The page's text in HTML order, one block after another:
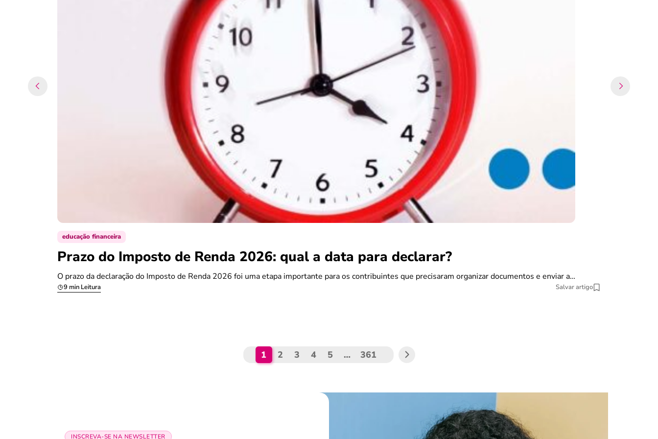
educação financeira
Prazo do Imposto de Renda 2026: qual a data para declarar?
O prazo da declaração do Imposto de Renda 2026 foi uma etapa importante para os contribuintes que precisaram organizar documentos e enviar a…
9 min Leitura Salvar artigo
1 2 3 4 5 … 361
INSCREVA-SE NA NEWSLETTER